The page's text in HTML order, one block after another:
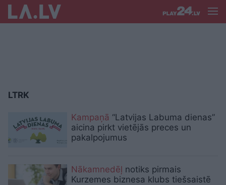
LTRK
Kampaņā “Latvijas Labuma dienas”
aicina pirkt vietējās preces un
pakalpojumus
Nākamnedēļ notiks pirmais
Kurzemes biznesa klubs tiešsaistē